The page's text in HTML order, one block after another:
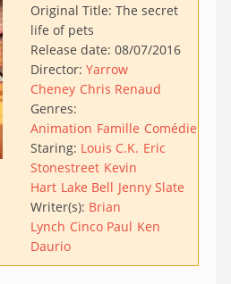
Original Title: The secret
life of pets
Release date: 08/07/2016
Director: Yarrow
Cheney Chris Renaud
Genres:
Animation Famille Comédie
Staring: Louis C.K. Eric
Stonestreet Kevin
Hart Lake Bell Jenny Slate
Writer(s): Brian
Lynch Cinco Paul Ken
Daurio